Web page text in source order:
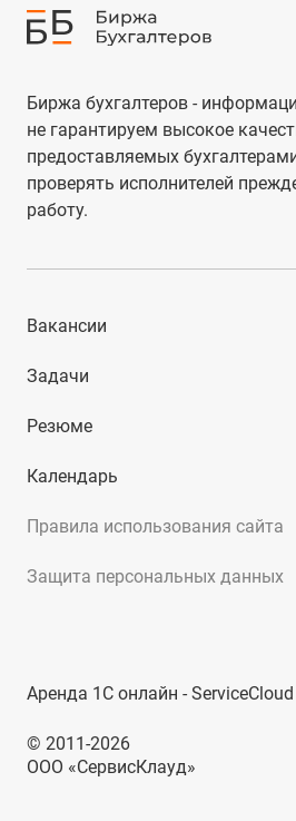
Биржа бухгалтеров -
не гарантируем высокое
предоставляемых
проверять исполнителей
работу.
Правила использования сайта
Защита персональных данных
Вакансии
Задачи
Резюме
Календарь
Аренда 1С онлайн - ServiceCloud
© 2011-2026
ООО «СервисКлауд»